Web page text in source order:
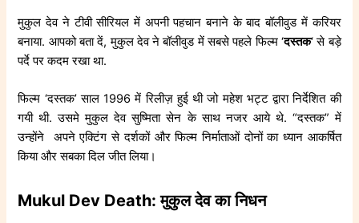
मुकुल देव ने टीवी सीरियल में अपनी पहचान बनाने के बाद बॉलीवुड में करियर
बनाया. आपको बता दें, मुकुल देव ने बॉलीवुड में सबसे पहले फिल्म ‘दस्तक‘ से बड़े
पर्दे पर कदम रखा था.
फिल्म ‘दस्तक’ साल 1996 में रिलीज़ हुई थी जो महेश भट्ट द्वारा निर्देशित की
गयी थी. उसमे मुकुल देव सुष्मिता सेन के साथ नजर आये थे. “दस्तक” में
उन्होंने अपने एक्टिंग से दर्शकों और फिल्म निर्माताओं दोनों का ध्यान आकर्षित
किया और सबका दिल जीत लिया।
Mukul Dev Death: मुकुल देव का निधन